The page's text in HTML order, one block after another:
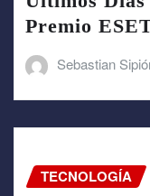
Premio
Sebastian
TECNOLOGÍA